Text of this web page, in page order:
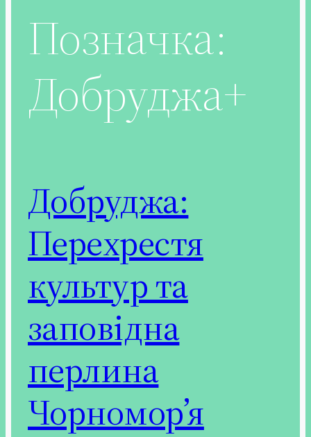
Позначка:
Добруджа+
Добруджа:
Перехрестя
культур та
заповідна
перлина
Чорномор’я